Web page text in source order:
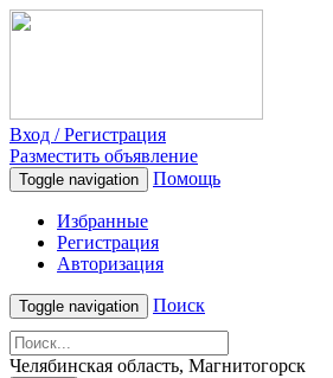
Вход / Регистрация
Разместить объявление
Toggle navigation Помощь
Избранные
Регистрация
Авторизация
Toggle navigation Поиск
Челябинская область, Магнитогорск